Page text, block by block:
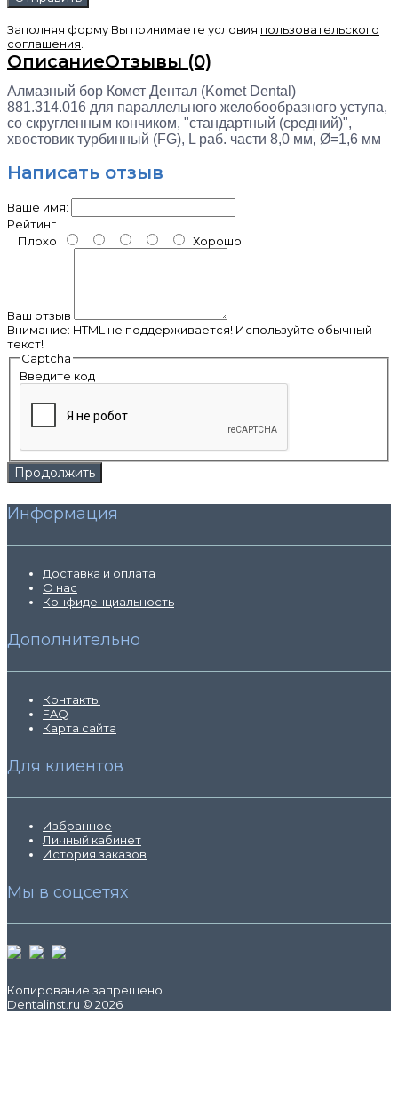
Заполняя форму Вы принимаете условия пользовательского
соглашения
ОписаниеОтзывы (0)
Алмазный бор Комет Дентал (Komet Dental)
881.314.016 для параллельного желобообразного уступа,
со скругленным кончиком, "стандартный (средний)",
хвостовик турбинный (FG), L раб. части 8,0 мм, Ø=1,6 мм
Написать отзыв
Ваше имя:
Рейтинг
Плохо
Хорошо
Ваш отзыв
Внимание: HTML не поддерживается! Используйте обычный
текст!
Captcha
Введите код
Продолжить
Информация
Доставка и оплата
О нас
Конфиденциальность
Дополнительно
Контакты
FAQ
Карта сайта
Для клиентов
Избранное
Личный кабинет
История заказов
Мы в соцсетях
Копирование запрещено
Dentalinst.ru © 2026